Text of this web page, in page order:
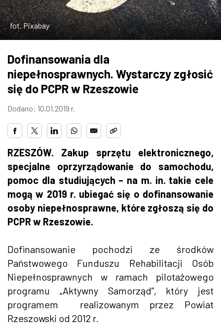
ZDJĘCIA
W RZESZOWIE
fot. Pixabay
Dofinansowania dla
niepełnosprawnych. Wystarczy zgłosić
się do PCPR w Rzeszowie
Dodano: 10.01.2019 r.
RZESZÓW. Zakup sprzętu elektronicznego,
specjalne oprzyrządowanie do samochodu,
pomoc dla studiujących – na m. in. takie cele
mogą w 2019 r. ubiegać się o dofinansowanie
osoby niepełnosprawne, które zgłoszą się do
PCPR w Rzeszowie.
Dofinansowanie pochodzi ze środków
Państwowego Funduszu Rehabilitacji Osób
Niepełnosprawnych w ramach pilotażowego
programu „Aktywny Samorząd”, który jest
programem realizowanym przez Powiat
Rzeszowski od 2012 r.